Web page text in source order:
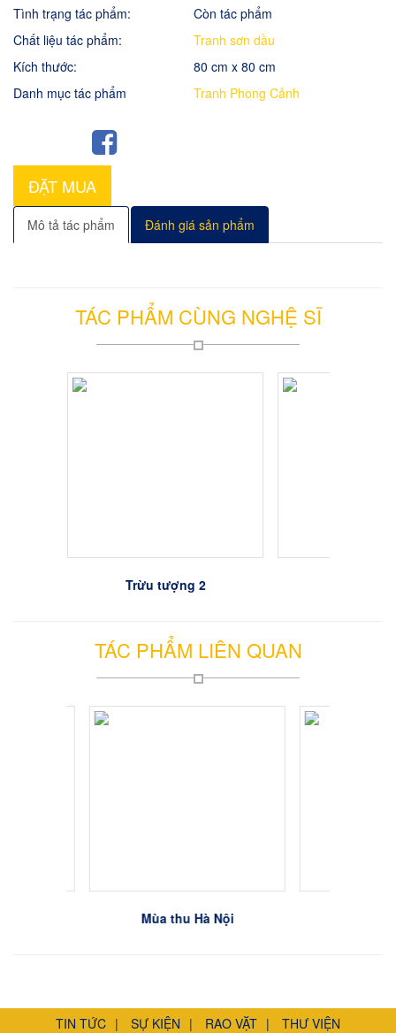
Tình trạng tác phẩm:
Còn tác phẩm
Chất liệu tác phẩm:
Tranh sơn dầu
Kích thước:
80 cm x 80 cm
Danh mục tác phẩm
Tranh Phong Cảnh
ĐẶT MUA
Mô tả tác phẩm Đánh giá sản phẩm
TÁC PHẨM CÙNG NGHỆ SĨ
Trừu tượng 2
TÁC PHẨM LIÊN QUAN
Mùa thu Hà Nội
TIN TỨC SỰ KIỆN RAO VẶT THƯ VIỆN